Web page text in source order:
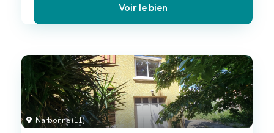
Voir le bien
Narbonne (11)